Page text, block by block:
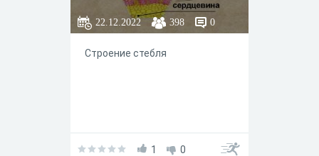
22.12.2022 398 0
Строение стебляᅠ ᅠ ᅠ ᅠ ᅠ ᅠ
1 0